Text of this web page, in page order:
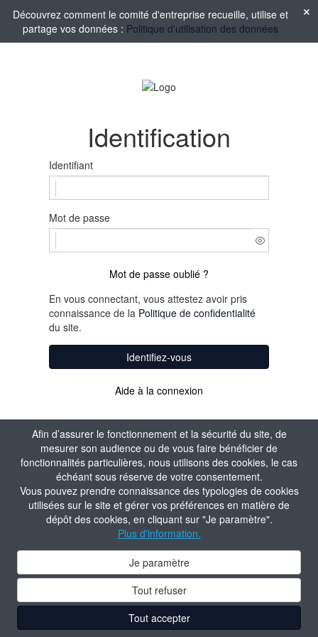
Afin d’assurer le fonctionnement et la sécurité du site, de
mesurer son audience ou de vous faire bénéficier de
fonctionnalités particulières, nous utilisons des cookies, le cas
échéant sous réserve de votre consentement.
Vous pouvez prendre connaissance des typologies de cookies
utilisées sur le site et gérer vos préférences en matière de
dépôt des cookies, en cliquant sur "Je paramètre".
Plus d'information.
Je paramètre
Tout refuser
Tout accepter
Découvrez comment le comité d'entreprise recueille, utilise et
partage vos données : Politique d'utilisation des données
Identification
Identifiant
Mot de passe
Mot de passe oublié ?
En vous connectant, vous attestez avoir pris
connaissance de la Politique de confidentialité
du site.
Identifiez-vous
Aide à la connexion